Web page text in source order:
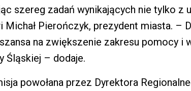
szereg zadań wynikających nie tylko z
Michał Pierończyk, prezydent miasta. –
na zwiększenie zakresu pomocy i
Śląskiej – dodaje.
powołana przez Dyrektora